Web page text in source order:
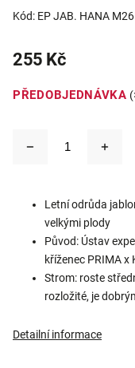
Kód: EP JAB. HANA M26
255 Kč
PŘEDOBJEDNÁVKA
Letní odrůda
velkými plody
Původ: Ústav
kříženec PRIMA x
Strom: roste
rozložité, je
Detailní informace